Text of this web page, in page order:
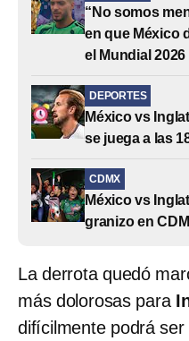
“No somos
en que México
el Mundial 2026
DEPORTES
México vs
se juega a las
CDMX
México vs
granizo en
La derrota quedó
más dolorosas para
difícilmente podrá